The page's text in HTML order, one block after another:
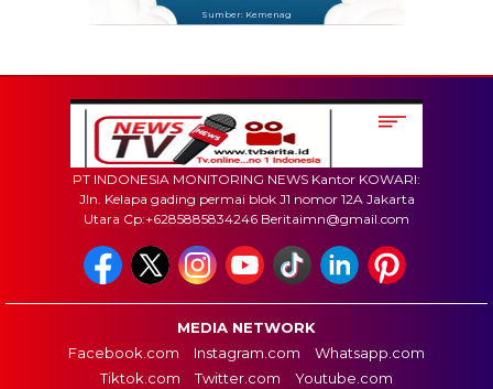
Sumber: Kemenag
PT INDONESIA MONITORING NEWS Kantor KOWARI:
Jln. Kelapa gading permai blok J1 nomor 12A Jakarta
Utara Cp:+6285885834246 Beritaimn@gmail.com
MEDIA NETWORK
Facebook.com
Instagram.com
Whatsapp.com
Tiktok.com
Twitter.com Youtube.com